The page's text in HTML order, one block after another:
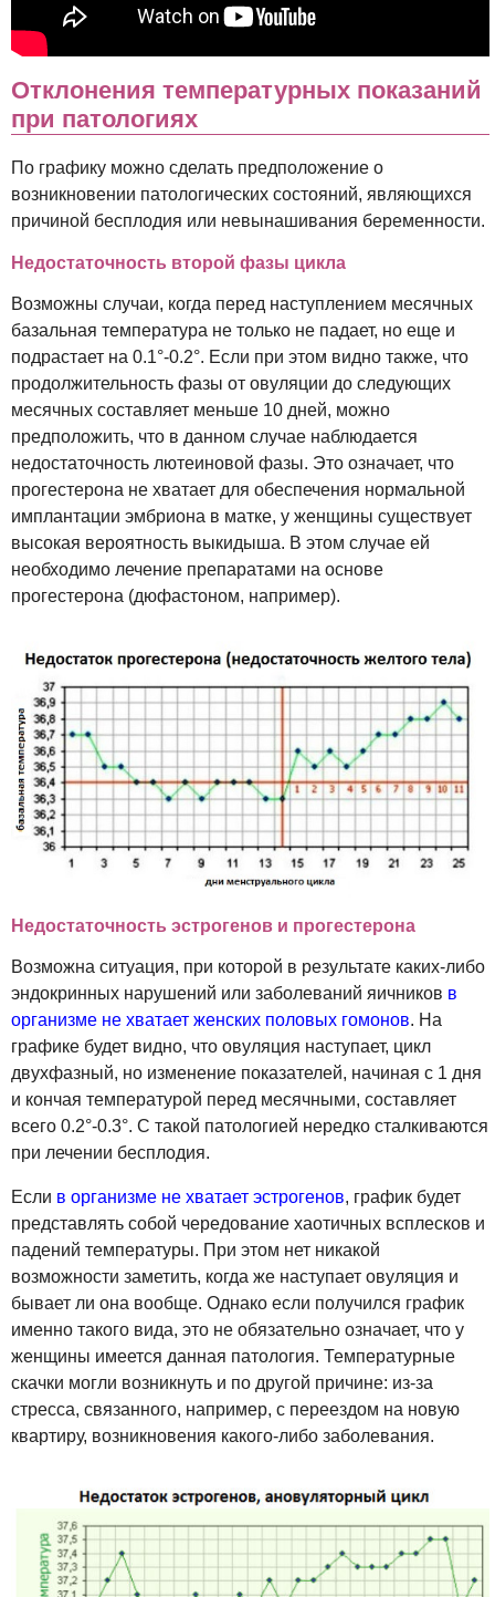
Отклонения температурных показаний
при патологиях
По графику можно сделать предположение о
возникновении патологических состояний, являющихся
причиной бесплодия или невынашивания беременности.
Недостаточность второй фазы цикла
Возможны случаи, когда перед наступлением месячных
базальная температура не только не падает, но еще и
подрастает на 0.1°-0.2°. Если при этом видно также, что
продолжительность фазы от овуляции до следующих
месячных составляет меньше 10 дней, можно
предположить, что в данном случае наблюдается
недостаточность лютеиновой фазы. Это означает, что
прогестерона не хватает для обеспечения нормальной
имплантации эмбриона в матке, у женщины существует
высокая вероятность выкидыша. В этом случае ей
необходимо лечение препаратами на основе
прогестерона (дюфастоном, например).
Недостаточность эстрогенов и прогестерона
Возможна ситуация, при которой в результате каких-либо
эндокринных нарушений или заболеваний яичников в
организме не хватает женских половых гомонов. На
графике будет видно, что овуляция наступает, цикл
двухфазный, но изменение показателей, начиная с 1 дня
и кончая температурой перед месячными, составляет
всего 0.2°-0.3°. С такой патологией нередко сталкиваются
при лечении бесплодия.
Если в организме не хватает эстрогенов, график будет
представлять собой чередование хаотичных всплесков и
падений температуры. При этом нет никакой
возможности заметить, когда же наступает овуляция и
бывает ли она вообще. Однако если получился график
именно такого вида, это не обязательно означает, что у
женщины имеется данная патология. Температурные
скачки могли возникнуть и по другой причине: из-за
стресса, связанного, например, с переездом на новую
квартиру, возникновения какого-либо заболевания.